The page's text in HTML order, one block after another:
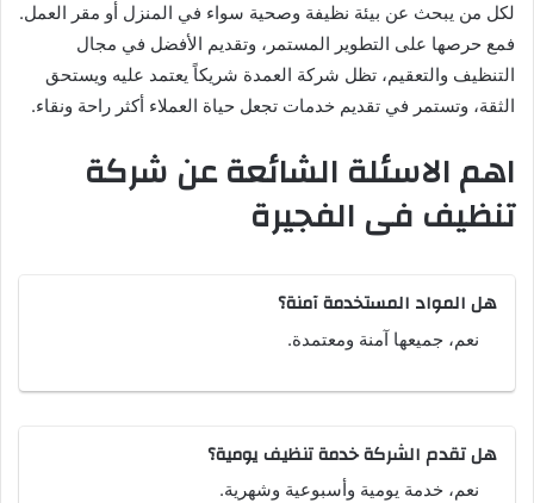
لكل من يبحث عن بيئة نظيفة وصحية سواء في المنزل أو مقر العمل.
فمع حرصها على التطوير المستمر، وتقديم الأفضل في مجال
التنظيف والتعقيم، تظل شركة العمدة شريكاً يعتمد عليه ويستحق
الثقة، وتستمر في تقديم خدمات تجعل حياة العملاء أكثر راحة ونقاء.
اهم الاسئلة الشائعة عن شركة
تنظيف فى الفجيرة
هل المواد المستخدمة آمنة؟
نعم، جميعها آمنة ومعتمدة.
هل تقدم الشركة خدمة تنظيف يومية؟
نعم، خدمة يومية وأسبوعية وشهرية.